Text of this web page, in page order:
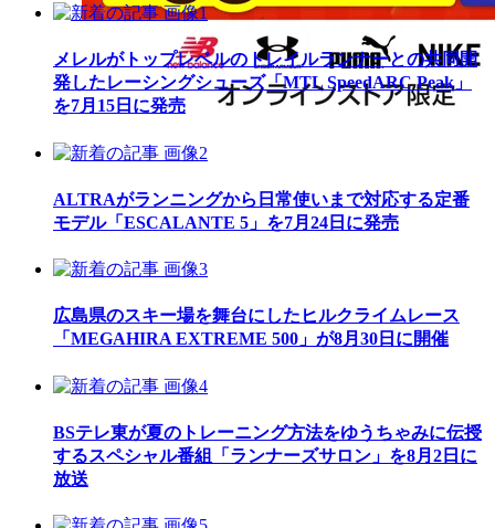
メレルがトップレベルのトレイルランナーとの共同開
発したレーシングシューズ「MTL SpeedARC Peak」
を7月15日に発売
ALTRAがランニングから日常使いまで対応する定番
モデル「ESCALANTE 5」を7月24日に発売
広島県のスキー場を舞台にしたヒルクライムレース
「MEGAHIRA EXTREME 500」が8月30日に開催
BSテレ東が夏のトレーニング方法をゆうちゃみに伝授
するスペシャル番組「ランナーズサロン」を8月2日に
放送